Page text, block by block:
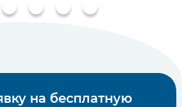
на бесплатную